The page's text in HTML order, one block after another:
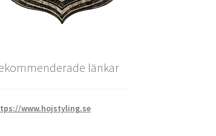
länkar
www.hojstyling.se